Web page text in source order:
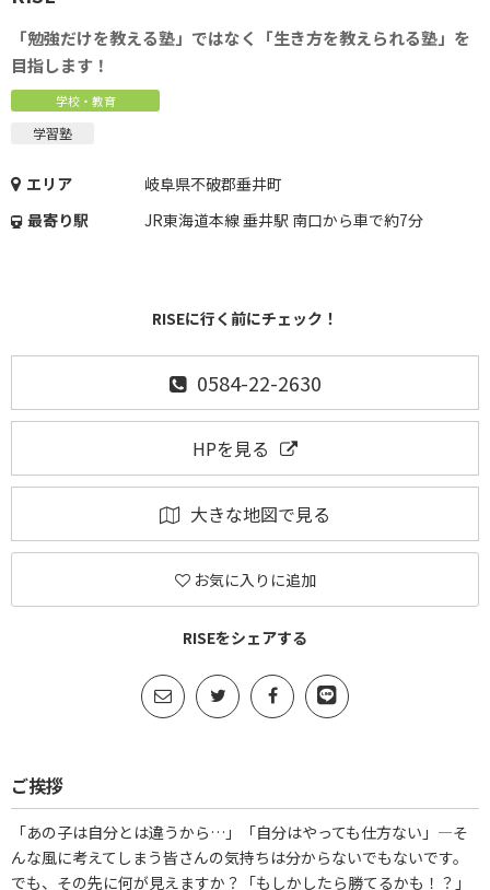
「勉強だけを教える塾」ではなく「生き方を教えられる塾」を
目指します！
学校・教育
学習塾
エリア
岐阜県不破郡垂井町
最寄り駅
JR東海道本線 垂井駅 南口から車で約7分
RISEに行く前にチェック！
0584-22-2630
HPを見る
大きな地図で見る
お気に入りに追加
RISEをシェアする
ご挨拶
「あの子は自分とは違うから…」「自分はやっても仕方ない」―そ
んな風に考えてしまう皆さんの気持ちは分からないでもないです。
でも、その先に何が見えますか？「もしかしたら勝てるかも！？」